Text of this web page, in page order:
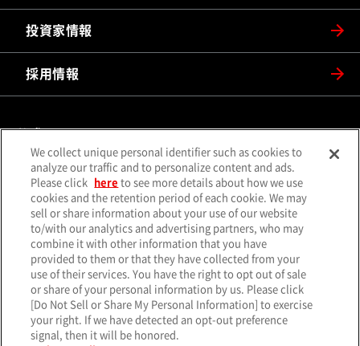
投資家情報
採用情報
公式SNS
X（旧Twitter） （別ウィンドウで開く）
Facebook（別ウィンドウで開
Instagram （別ウィンドウで開く）YouTube （別ウィンドウで開
LINE（別ウィンドウで開く） メールマガジン（別ウィンド
ソーシャルメディア一覧
サイトマップ 個人情報保護方針クッキーポリシー
特定個人情報基本方針 サイトのご利用について
We collect unique personal identifier such as cookies to
analyze our traffic and to personalize content and ads.
Please click
here to see more details about how we use
cookies and the retention period of each cookie. We may
sell or share information about your use of our website
to/with our analytics and advertising partners, who may
combine it with other information that you have
provided to them or that they have collected from your
use of their services. You have the right to opt out of sale
or share of your personal information by us. Please click
[Do Not Sell or Share My Personal Information] to exercise
your right. If we have detected an opt-out preference
signal, then it will be honored.